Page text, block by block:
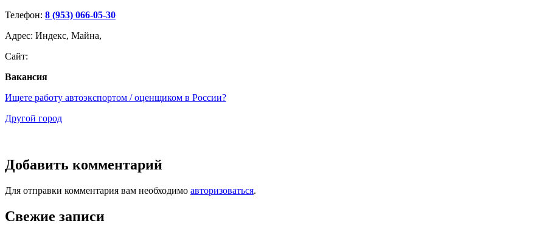
Телефон: 8 (953) 066-05-30
Адрес: Индекс, Майна,
Сайт:
Вакансия
Ищете работу автоэкспортом / оценщиком в России?
Другой город
Добавить комментарий
Для отправки комментария вам необходимо авторизоваться.
Свежие записи